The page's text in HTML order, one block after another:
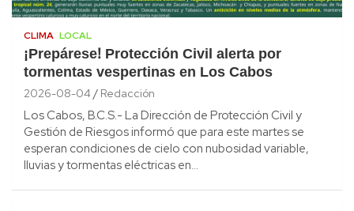
CLIMA LOCAL
¡Prepárese! Protección Civil alerta por
tormentas vespertinas en Los Cabos
2026-08-04 Redacción
Los Cabos, B.C.S.- La Dirección de Protección Civil y
Gestión de Riesgos informó que para este martes se
esperan condiciones de cielo con nubosidad variable,
lluvias y tormentas eléctricas en…